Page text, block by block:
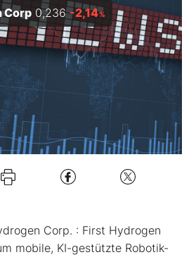
Corp 0,236 -2,14%
Corp. : First Hydrogen
mobile, KI-gestützte Robotik-